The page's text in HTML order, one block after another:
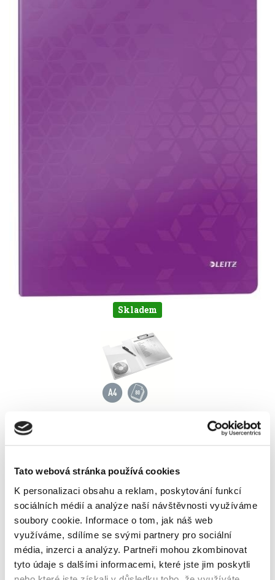
Tato webová stránka používá cookies
K personalizaci obsahu a reklam, poskytování funkcí
sociálních médií a analýze naší návštěvnosti využíváme
soubory cookie. Informace o tom, jak náš web
využíváme, sdílíme se svými partnery pro sociální
média, inzerci a analýzy. Partneři mohou zkombinovat
tyto údaje s dalšími informacemi, které jste jim poskytli
Skladem
Vyberte si parametry
barva